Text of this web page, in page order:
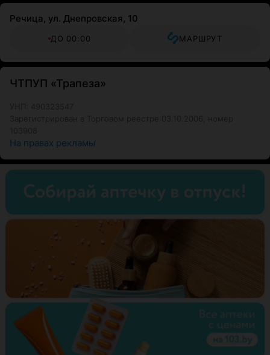
Речица, ул. Днепровская, 10
ДО 00:00 МАРШРУТ
ЧТПУП «Трапеза»
На правах рекламы